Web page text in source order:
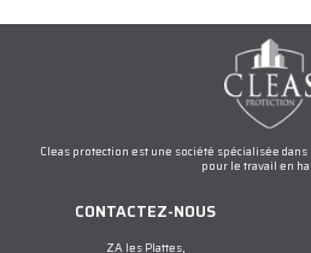
Cleas protection est une société spécialisée
pour le travail en
CONTACTEZ-NOUS
ZA les Plattes,